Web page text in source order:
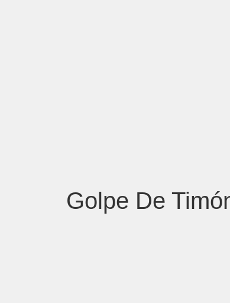
Golpe De